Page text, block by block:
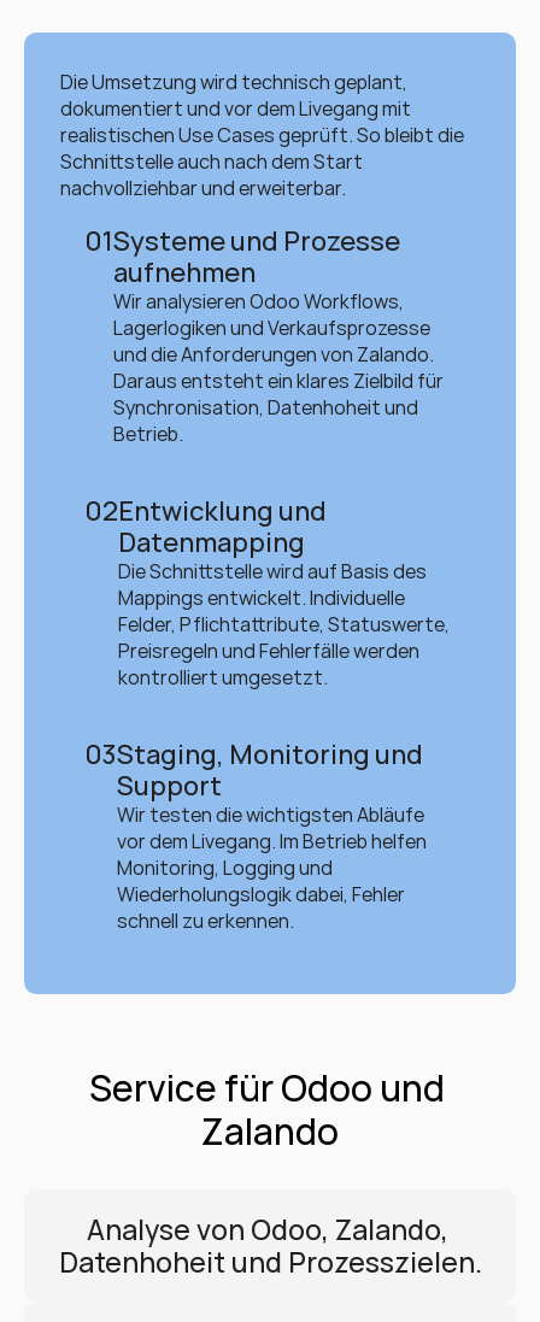
Die Umsetzung wird technisch geplant,
dokumentiert und vor dem Livegang mit
realistischen Use Cases geprüft. So bleibt die
Schnittstelle auch nach dem Start
nachvollziehbar und erweiterbar.
01Systeme und Prozesse
aufnehmen
Wir analysieren Odoo Workflows,
Lagerlogiken und Verkaufsprozesse
und die Anforderungen von Zalando.
Daraus entsteht ein klares Zielbild für
Synchronisation, Datenhoheit und
Betrieb.
02Entwicklung und
Datenmapping
Die Schnittstelle wird auf Basis des
Mappings entwickelt. Individuelle
Felder, Pflichtattribute, Statuswerte,
Preisregeln und Fehlerfälle werden
kontrolliert umgesetzt.
03Staging, Monitoring und
Support
Wir testen die wichtigsten Abläufe
vor dem Livegang. Im Betrieb helfen
Monitoring, Logging und
Wiederholungslogik dabei, Fehler
schnell zu erkennen.
Service für Odoo und
Zalando
Analyse von Odoo, Zalando,
Datenhoheit und Prozesszielen.